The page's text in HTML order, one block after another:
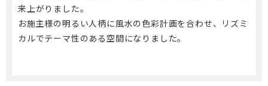
来上がりました。
お施主様の明るい人柄に風水の色彩計画を合わせ、リズミ
カルでテーマ性のある空間になりました。